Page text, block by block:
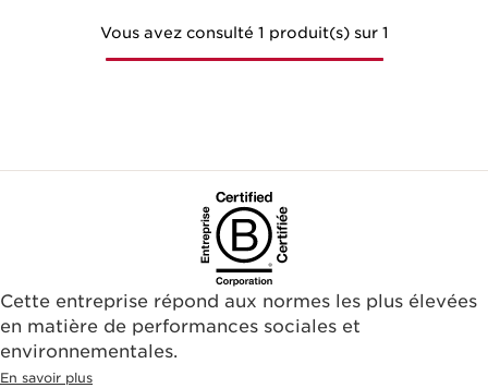
Vous avez consulté 1 produit(s) sur 1
Cette entreprise répond aux normes les plus élevées
en matière de performances sociales et
environnementales.​
En savoir plus